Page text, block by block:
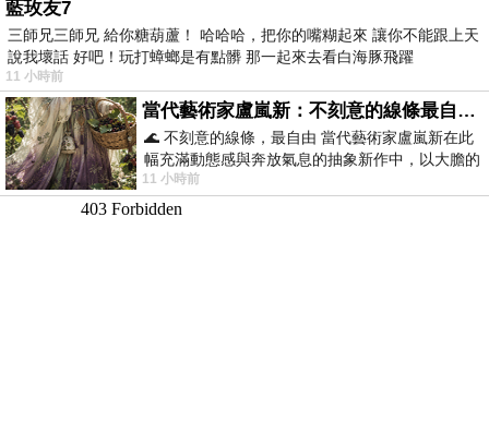
藍玫友7
三師兄三師兄 給你糖葫蘆！ 哈哈哈，把你的嘴糊起來 讓你不能跟上天
說我壞話 好吧！玩打蟑螂是有點髒 那一起來去看白海豚飛躍
11 小時前
當代藝術家盧嵐新：不刻意的線條最自由，讓色彩流動、筆觸自己說話
🌊 不刻意的線條，最自由 當代藝術家盧嵐新在此
幅充滿動態感與奔放氣息的抽象新作中，以大膽的
藍色顏料在白色畫布上揮灑、壓印與流淌
11 小時前